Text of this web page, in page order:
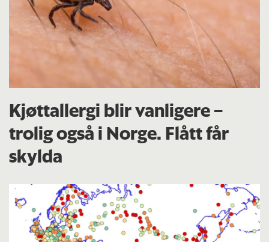
Kjøttallergi blir vanligere –
trolig også i Norge. Flått får
skylda